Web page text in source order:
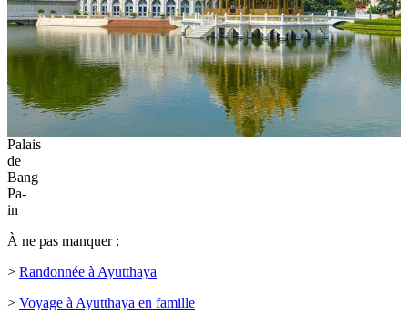
Palais
de
Bang
Pa-
in
À ne pas manquer :
> Randonnée à Ayutthaya
> Voyage à Ayutthaya en famille